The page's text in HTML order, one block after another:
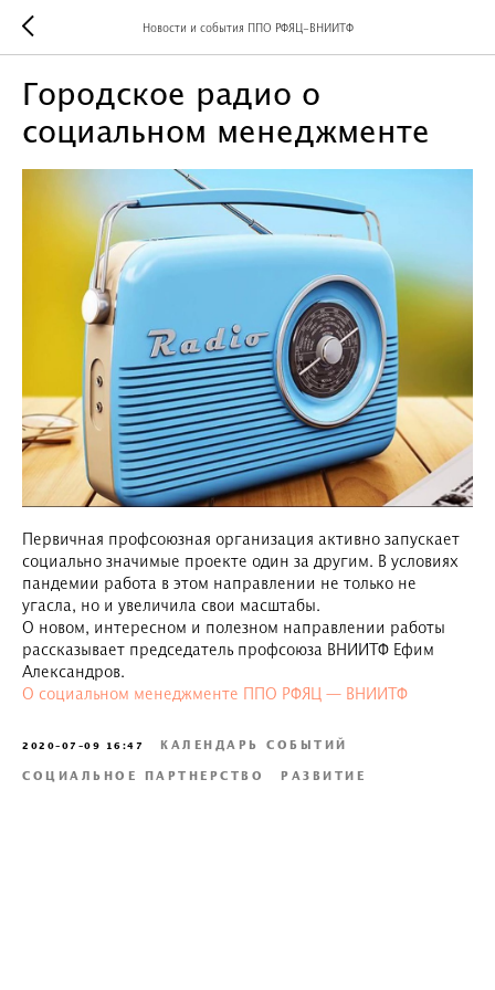
Новости и события ППО РФЯЦ-ВНИИТФ
Городское радио о
социальном менеджменте
Первичная профсоюзная организация активно запускает
социально значимые проекте один за другим. В условиях
пандемии работа в этом направлении не только не
угасла, но и увеличила свои масштабы.
О новом, интересном и полезном направлении работы
рассказывает председатель профсоюза ВНИИТФ Ефим
Александров.
О социальном менеджменте ППО РФЯЦ — ВНИИТФ
2020-07-09 16:47 КАЛЕНДАРЬ СОБЫТИЙ
СОЦИАЛЬНОЕ ПАРТНЕРСТВО РАЗВИТИЕ